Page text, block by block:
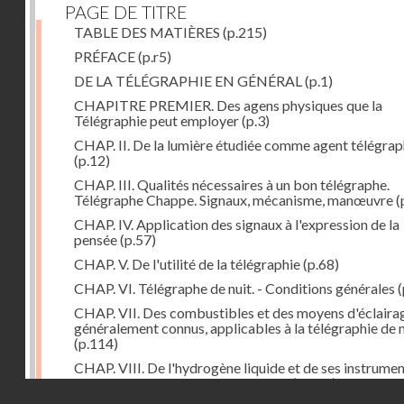
PAGE DE TITRE
TABLE DES MATIÈRES (p.215)
PRÉFACE(p.r5)
DE LA TÉLÉGRAPHIE EN GÉNÉRAL (p.1)
CHAPITRE PREMIER. Des agens physiques que la
Télégraphie peut employer(p.3)
CHAP. II. De la lumière étudiée comme agent
(p.12)
CHAP. III. Qualités nécessaires à un bon télégraphe.
Télégraphe Chappe. Signaux, mécanisme, manœuvre
CHAP. IV. Application des signaux à l'expression de la
pensée(p.57)
CHAP. V. De l'utilité de la télégraphie(p.68)
CHAP. VI. Télégraphe de nuit. - Conditions générales
CHAP. VII. Des combustibles et des moyens
généralement connus, applicables à la télégraphie de
(p.114)
CHAP. VIII. De l'hydrogène liquide et de ses
d'emploi dans la télégraphie de nuit(p.142)